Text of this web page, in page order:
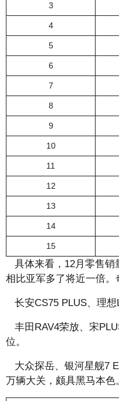
3
4
5
6
7
8
9
10
11
12
13
14
15
具体来看，12月零售销
相比亚军多了将近一倍。
长安CS75 PLUS、理想
丰田RAV4荣放、宋
位。
大众探岳、银河星舰7
万辆大关，颇具黑马本色